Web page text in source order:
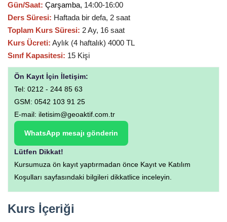
Gün/Saat: Çarşamba, 14:00-16:00
Ders Süresi: Haftada bir defa, 2 saat
Toplam Kurs Süresi: 2 Ay, 16 saat
Kurs Ücreti: Aylık (4 haftalık) 4000 TL
Sınıf Kapasitesi: 15 Kişi
Ön Kayıt İçin İletişim:
Tel: 0212 - 244 85 63
GSM: 0542 103 91 25
E-mail: iletisim@geoaktif.com.tr
WhatsApp mesajı gönderin
Lütfen Dikkat!
Kursumuza ön kayıt yaptırmadan önce Kayıt ve Katılım
Koşulları sayfasındaki bilgileri dikkatlice inceleyin.
Kurs İçeriği